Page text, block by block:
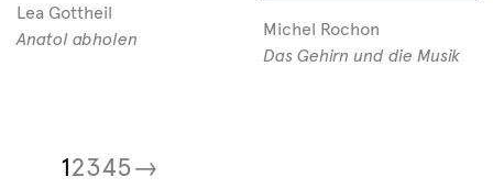
Lea Gottheil
Anatol abholen
Michel Rochon
Das Gehirn und die Musik
12345→